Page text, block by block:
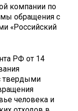
компании по
обращения с
«Российский
РФ от 14
твердыми
человека и